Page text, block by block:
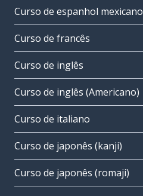
Curso de espanhol mexicano
Curso de francês
Curso de inglês
Curso de inglês (Americano)
Curso de italiano
Curso de japonês (kanji)
Curso de japonês (romaji)